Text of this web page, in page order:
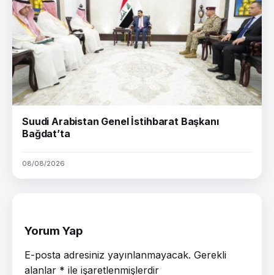
Suudi Arabistan Genel İstihbarat Başkanı
Bağdat’ta
08/08/2026
Yorum Yap
E-posta adresiniz yayınlanmayacak. Gerekli
alanlar * ile işaretlenmişlerdir